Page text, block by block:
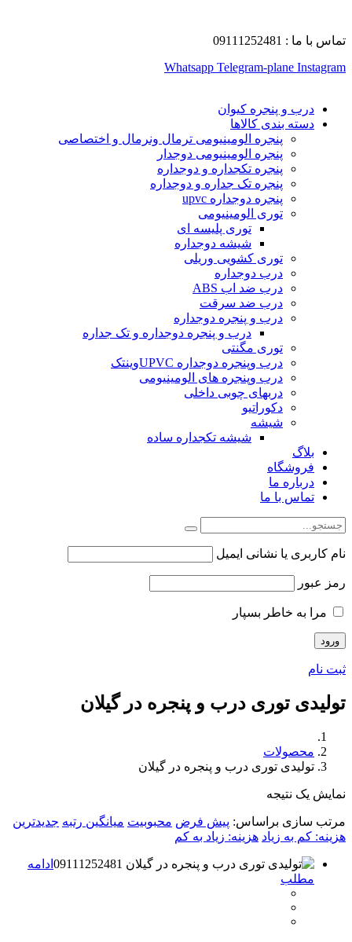
تماس با ما : 09111252481
Whatsapp Telegram-plane Instagram
درب و پنجره کیوان
دسته بندی کالاها
پنجره الومینیومی ترمال ونرمال و اختصاصی
پنجره الومینیومی دوجدار
پنجره تکجداره و دوجداره
پنجره تک جداره و دوجداره
پنجره دوجداره upvc
توری الومینیومی
توری پلیسه ای
شیشه دوجداره
توری کشویی وریلی
درب دوجداره
درب ضد اب ABS
درب ضد سرقت
درب و پنجره دوجداره
درب و پنجره دوجداره و تک جداره
توری مگنتی
درب وپنجره دوجداره UPVCوینتک
درب وپنجره های الومینیومی
دربهای چوبی داخلی
دکوراتیو
شیشه
شیشه تکجداره ساده
بلاگ
فروشگاه
درباره ما
تماس با ما
نام کاربری یا نشانی ایمیل
رمز عبور
مرا به خاطر بسپار
ثبت نام
تولیدی توری درب و پنجره در گیلان
محصولات
تولیدی توری درب و پنجره در گیلان
نمایش یک نتیجه
مرتب سازی براساس: پیش فرض محبوبیت میانگین رتبه جدیدترین
هزینه: کم به زیاد هزینه: زیاد به کم
ادامه
مطلب